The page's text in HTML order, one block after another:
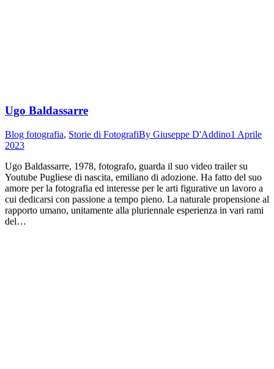
Ugo Baldassarre
Blog fotografia, Storie di FotografiBy Giuseppe D'Addino1 Aprile
2023
Ugo Baldassarre, 1978, fotografo, guarda il suo video trailer su
Youtube Pugliese di nascita, emiliano di adozione. Ha fatto del suo
amore per la fotografia ed interesse per le arti figurative un lavoro a
cui dedicarsi con passione a tempo pieno. La naturale propensione al
rapporto umano, unitamente alla pluriennale esperienza in vari rami
del…